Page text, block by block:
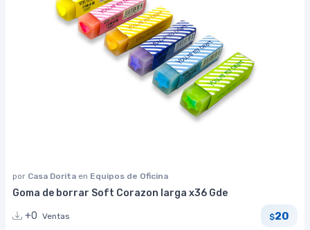
por Casa Dorita en Equipos de Oficina
Goma de borrar Soft Corazon larga x36 Gde
+0 Ventas $20